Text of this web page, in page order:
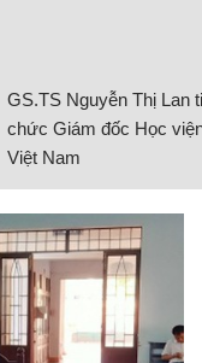
GS.TS Nguyễn Thị Lan
chức Giám đốc Học
Việt Nam